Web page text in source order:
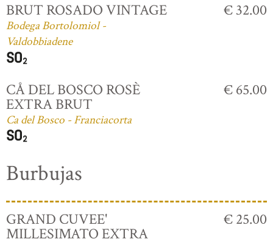
BRUT ROSADO VINTAGE
Bodega Bortolomiol -
Valdobbiadene
€ 32.00
CÅ DEL BOSCO ROSÈ
EXTRA BRUT
Ca del Bosco - Franciacorta
€ 65.00
Burbujas
GRAND CUVEE'
MILLESIMATO EXTRA
€ 25.00